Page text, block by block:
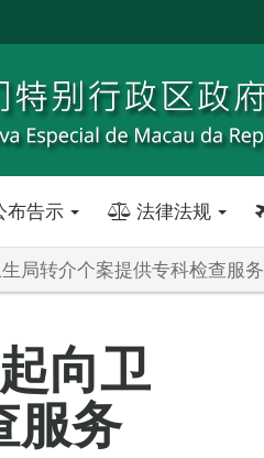
告示 法律法规
局转介个案提供专科检查服务
向卫
服务